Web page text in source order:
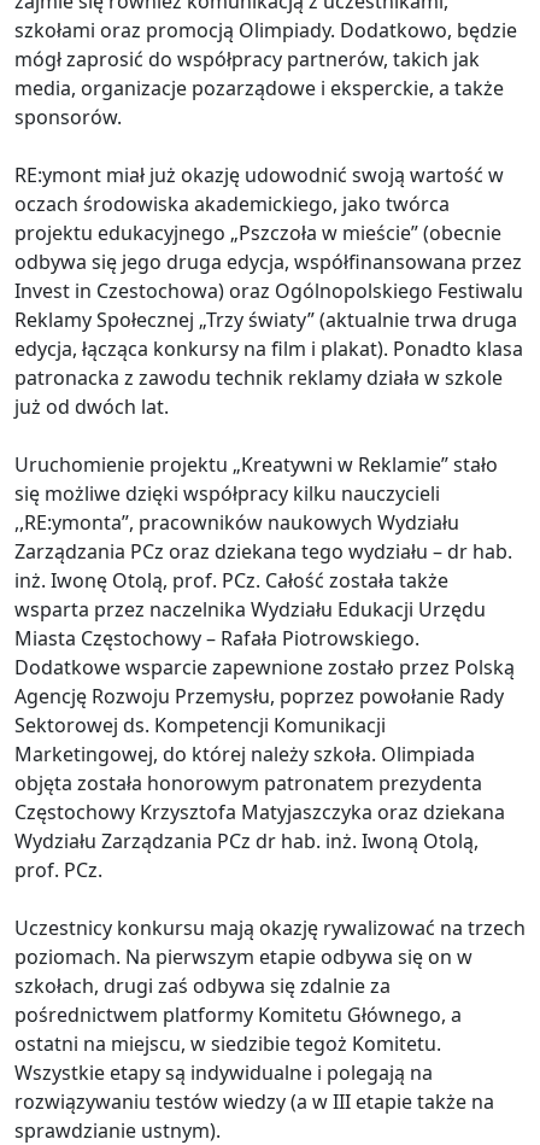
szkołami oraz promocją Olimpiady. Dodatkowo, będzie
mógł zaprosić do współpracy partnerów, takich jak
media, organizacje pozarządowe i eksperckie, a także
sponsorów.
RE:ymont miał już okazję udowodnić swoją wartość w
oczach środowiska akademickiego, jako twórca
projektu edukacyjnego „Pszczoła w mieście” (obecnie
odbywa się jego druga edycja, współfinansowana przez
Invest in Czestochowa) oraz Ogólnopolskiego Festiwalu
Reklamy Społecznej „Trzy światy” (aktualnie trwa druga
edycja, łącząca konkursy na film i plakat). Ponadto klasa
patronacka z zawodu technik reklamy działa w szkole
już od dwóch lat.
Uruchomienie projektu „Kreatywni w Reklamie” stało
się możliwe dzięki współpracy kilku nauczycieli
,,RE:ymonta”, pracowników naukowych Wydziału
Zarządzania PCz oraz dziekana tego wydziału – dr hab.
inż. Iwonę Otolą, prof. PCz. Całość została także
wsparta przez naczelnika Wydziału Edukacji Urzędu
Miasta Częstochowy – Rafała Piotrowskiego.
Dodatkowe wsparcie zapewnione zostało przez Polską
Agencję Rozwoju Przemysłu, poprzez powołanie Rady
Sektorowej ds. Kompetencji Komunikacji
Marketingowej, do której należy szkoła. Olimpiada
objęta została honorowym patronatem prezydenta
Częstochowy Krzysztofa Matyjaszczyka oraz dziekana
Wydziału Zarządzania PCz dr hab. inż. Iwoną Otolą,
prof. PCz.
Uczestnicy konkursu mają okazję rywalizować na trzech
poziomach. Na pierwszym etapie odbywa się on w
szkołach, drugi zaś odbywa się zdalnie za
pośrednictwem platformy Komitetu Głównego, a
ostatni na miejscu, w siedzibie tegoż Komitetu.
Wszystkie etapy są indywidualne i polegają na
rozwiązywaniu testów wiedzy (a w III etapie także na
sprawdzianie ustnym).